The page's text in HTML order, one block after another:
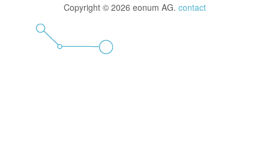
Copyright © 2026 eonum AG. contact